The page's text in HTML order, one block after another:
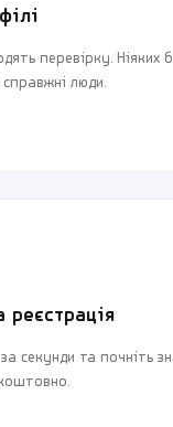
перевірку. Ніяких
люди.
реєстрація
секунди та почніть